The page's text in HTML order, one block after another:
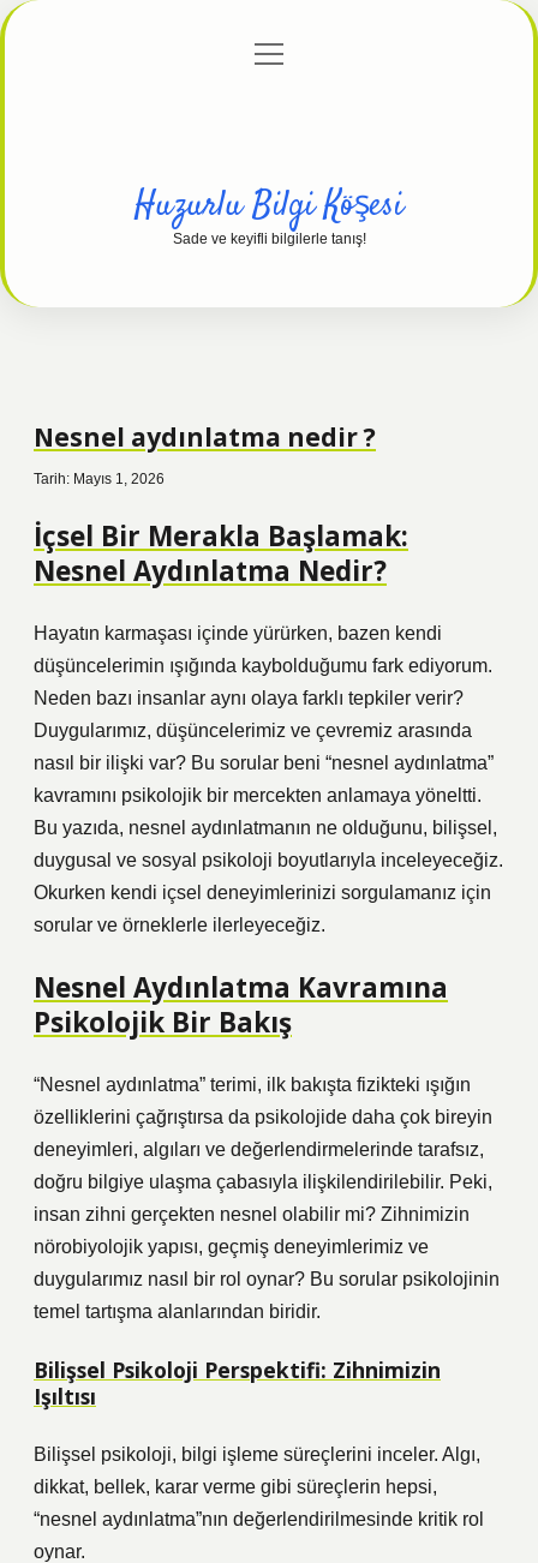
Gizlilik Politikası
menüyü
Huzurlu Bilgi Köşesi
Sade ve keyifli bilgilerle tanış!
Nesnel aydınlatma nedir ?
Tarih: Mayıs 1, 2026
İçsel Bir Merakla Başlamak:
Nesnel Aydınlatma Nedir?
Hayatın karmaşası içinde yürürken, bazen kendi
düşüncelerimin ışığında kaybolduğumu fark ediyorum.
Neden bazı insanlar aynı olaya farklı tepkiler verir?
Duygularımız, düşüncelerimiz ve çevremiz arasında
nasıl bir ilişki var? Bu sorular beni “nesnel aydınlatma”
kavramını psikolojik bir mercekten anlamaya yöneltti.
Bu yazıda, nesnel aydınlatmanın ne olduğunu, bilişsel,
duygusal ve sosyal psikoloji boyutlarıyla inceleyeceğiz.
Okurken kendi içsel deneyimlerinizi sorgulamanız için
sorular ve örneklerle ilerleyeceğiz.
Nesnel Aydınlatma Kavramına
Psikolojik Bir Bakış
“Nesnel aydınlatma” terimi, ilk bakışta fizikteki ışığın
özelliklerini çağrıştırsa da psikolojide daha çok bireyin
deneyimleri, algıları ve değerlendirmelerinde tarafsız,
doğru bilgiye ulaşma çabasıyla ilişkilendirilebilir. Peki,
insan zihni gerçekten nesnel olabilir mi? Zihnimizin
nörobiyolojik yapısı, geçmiş deneyimlerimiz ve
duygularımız nasıl bir rol oynar? Bu sorular psikolojinin
temel tartışma alanlarından biridir.
Bilişsel Psikoloji Perspektifi: Zihnimizin
Işıltısı
Bilişsel psikoloji, bilgi işleme süreçlerini inceler. Algı,
dikkat, bellek, karar verme gibi süreçlerin hepsi,
“nesnel aydınlatma”nın değerlendirilmesinde kritik rol
oynar.